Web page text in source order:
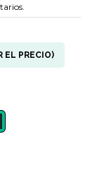
EL PRECIO)